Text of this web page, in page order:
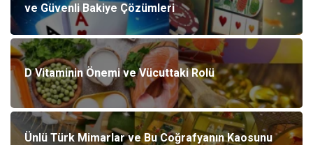
ve Güvenli Bakiye Çözümleri
D Vitaminin Önemi ve Vücuttaki Rolü
Ünlü Türk Mimarlar ve Bu Coğrafyanın Kaosunu